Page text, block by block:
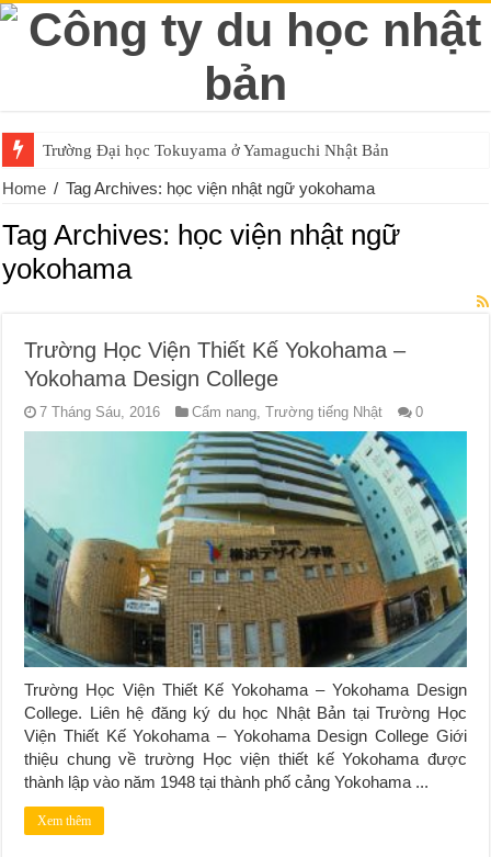
Trường Đại học Tokuyama ở Yamaguchi Nhật Bản
Home / Tag Archives: học viện nhật ngữ yokohama
Tag Archives: học viện nhật ngữ
yokohama
Trường Học Viện Thiết Kế Yokohama –
Yokohama Design College
7 Tháng Sáu, 2016 Cẩm nang,Trường tiếng Nhật 0
Trường Học Viện Thiết Kế Yokohama – Yokohama Design
College. Liên hệ đăng ký du học Nhật Bản tại Trường Học
Viện Thiết Kế Yokohama – Yokohama Design College Giới
thiệu chung về trường Học viện thiết kế Yokohama được
thành lập vào năm 1948 tại thành phố cảng Yokohama ...
Xem thêm